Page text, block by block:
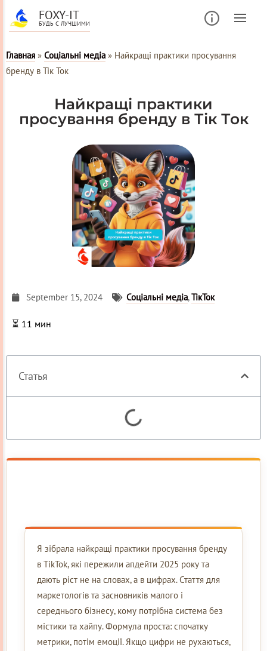
FOXY-IT
БУДЬ С ЛУЧШИМИ
Главная » Соціальні медіа » Найкращі практики просування
бренду в Тік Ток
Найкращі практики
просування бренду в Тік Ток
September 15, 2024 Соціальні медіа,ТікТок
⏳ 11 мин
Статья
Я зібрала найкращі практики просування бренду
в TikTok, які пережили апдейти 2025 року та
дають ріст не на словах, а в цифрах. Стаття для
маркетологів та засновників малого і
середнього бізнесу, кому потрібна система без
містики та хайпу. Формула проста: спочатку
метрики, потім емоції. Якщо цифри не рухаються,